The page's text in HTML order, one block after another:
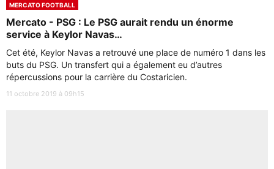
MERCATO FOOTBALL
Mercato - PSG : Le PSG aurait rendu un énorme
service à Keylor Navas…
Cet été, Keylor Navas a retrouvé une place de numéro 1 dans les
buts du PSG. Un transfert qui a également eu d’autres
répercussions pour la carrière du Costaricien.
11 octobre 2019 à 09h15